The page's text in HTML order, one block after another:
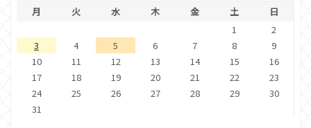
月 火 水 木 金 土
日
1
2
3
4 5 6 7 8
9
10
11 12 13 14 15
16
17
18 19 20 21 22
23
24
25 26 27 28 29
30
31